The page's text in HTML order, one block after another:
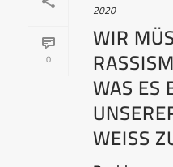
0
2020
WIR
WAS ES
WEISS